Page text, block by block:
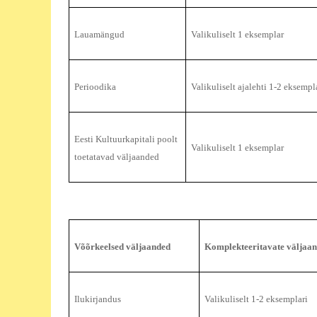
Lauamängud Valikuliselt 1 eksemplar
Perioodika Valikuliselt ajalehti 1-2
Eesti Kultuurkapitali poolt
toetatavad väljaanded
Valikuliselt 1 eksemplar
Võõrkeelsed väljaanded Komplekteeritavate
Ilukirjandus Valikuliselt 1-2 eksemplari